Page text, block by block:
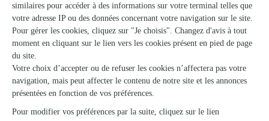
Commande facile à passer et livraison respectée
16/04/2026
★ ★ ★ ★ ★
rien a dire tres bien beaux travail